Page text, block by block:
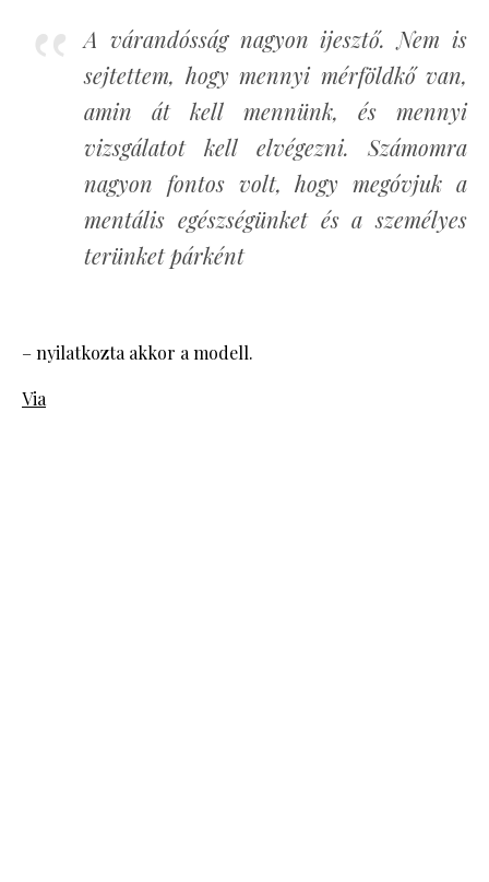
A várandósság nagyon ijesztő. Nem is
sejtettem, hogy mennyi mérföldkő van,
amin át kell mennünk, és mennyi
vizsgálatot kell elvégezni. Számomra
nagyon fontos volt, hogy megóvjuk a
mentális egészségünket és a személyes
terünket párként
– nyilatkozta akkor a modell.
Via